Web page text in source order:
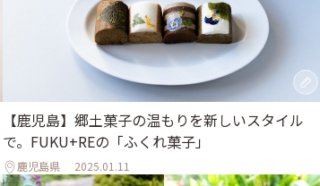
【鹿児島】郷土菓子の温もりを新しいスタイル
で。FUKU+REの「ふくれ菓子」
鹿児島県 2025.01.11